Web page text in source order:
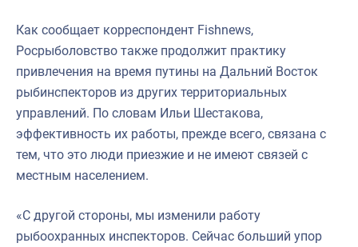
Как сообщает корреспондент Fishnews,
Росрыболовство также продолжит практику
привлечения на время путины на Дальний Восток
рыбинспекторов из других территориальных
управлений. По словам Ильи Шестакова,
эффективность их работы, прежде всего, связана с
тем, что это люди приезжие и не имеют связей с
местным населением.
«С другой стороны, мы изменили работу
рыбоохранных инспекторов. Сейчас больший упор